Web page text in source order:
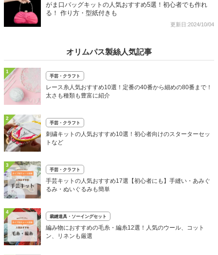
がま口バッグキットの人気おすすめ5選！初心者でも作れ
る！ 作り方・型紙付きも
更新日:2024/10/04
オリムパス製絲人気記事
1
手芸・クラフト
レース糸人気おすすめ10選！定番の40番から細めの80番まで！
太さも種類も豊富に紹介
2
手芸・クラフト
刺繍キットの人気おすすめ10選！初心者向けのスターターセッ
トなど
3
手芸・クラフト
手芸キットの人気おすすめ17選【初心者にも】手縫い・あみぐ
るみ・ぬいぐるみも簡単
4
裁縫道具・ソーイングセット
編み物におすすめの毛糸・編糸12選！人気のウール、コット
ン、リネンも厳選